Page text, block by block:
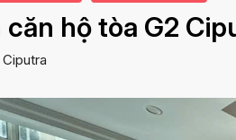
căn hộ tòa G2